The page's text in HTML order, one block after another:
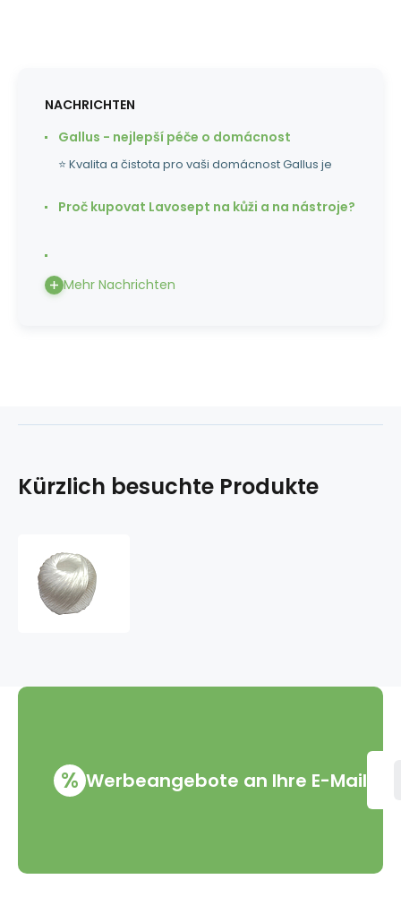
NACHRICHTEN
Gallus - nejlepší péče o domácnost
⭐ Kvalita a čistota pro vaši domácnost Gallus je
Proč kupovat Lavosept na kůži a na nástroje?
Mehr Nachrichten
Kürzlich besuchte Produkte
% Werbeangebote an Ihre E-Mail